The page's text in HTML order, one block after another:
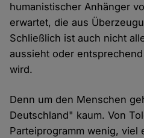
humanistischer Anhänger
erwartet, die aus
Schließlich ist auch nicht
aussieht oder
wird.
Denn um den Menschen
Deutschland" kaum. Von
Parteiprogramm wenig, viel